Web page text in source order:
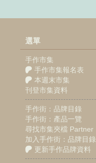
選單
手作市集
手作市集報名表
本週末市集
刊登市集資料
手作街：品牌目錄
手作街：產品一覽
尋找市集夾檔 Partner
加入手作街：品牌目錄
更新手作品牌資料